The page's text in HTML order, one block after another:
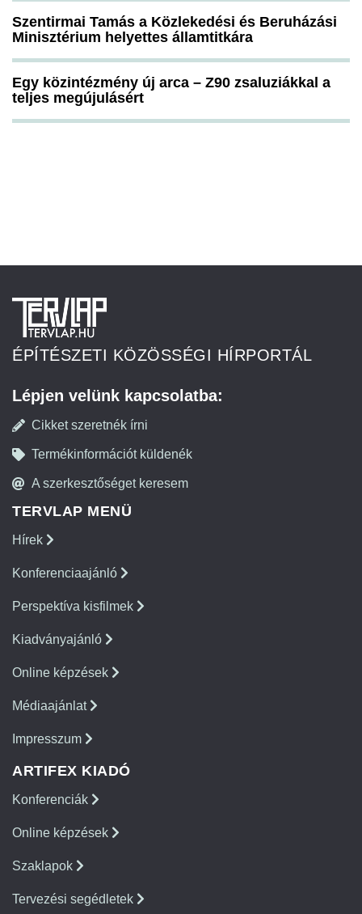
Szentirmai Tamás a Közlekedési és Beruházási
Minisztérium helyettes államtitkára
Egy közintézmény új arca – Z90 zsaluziákkal a
teljes megújulásért
ÉPÍTÉSZETI KÖZÖSSÉGI HÍRPORTÁL
Lépjen velünk kapcsolatba:
Cikket szeretnék írni
Termékinformációt küldenék
A szerkesztőséget keresem
TERVLAP MENÜ
Hírek
Konferenciaajánló
Perspektíva kisfilmek
Kiadványajánló
Online képzések
Médiaajánlat
Impresszum
ARTIFEX KIADÓ
Konferenciák
Online képzések
Szaklapok
Tervezési segédletek